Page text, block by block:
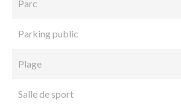
Parc
Parking public
Plage
Salle de sport